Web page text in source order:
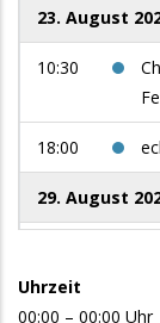
23. August
10:30
18:00
29. August
5. September
Uhrzeit
00:00 – 00:00 Uhr